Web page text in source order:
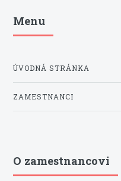
Menu
ÚVODNÁ STRÁNKA
ZAMESTNANCI
O zamestnancovi